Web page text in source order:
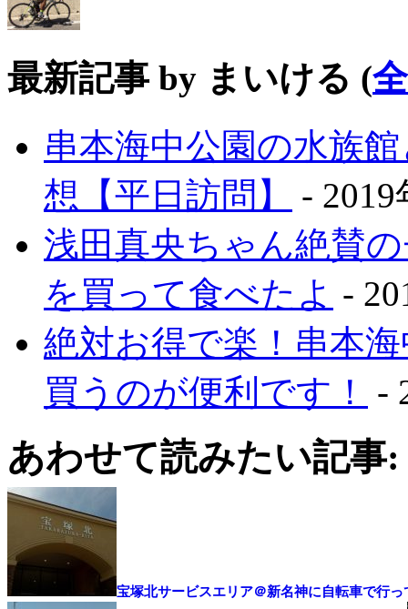
最新記事 by まいける (
串本海中公園の水族
想【平日訪問】
- 2019
浅田真央ちゃん絶賛
を買って食べたよ -
絶対お得で楽！串本
買うのが便利です！
-
あわせて読みたい記事:
宝塚北サービスエリア＠新名神に自転車で行っ